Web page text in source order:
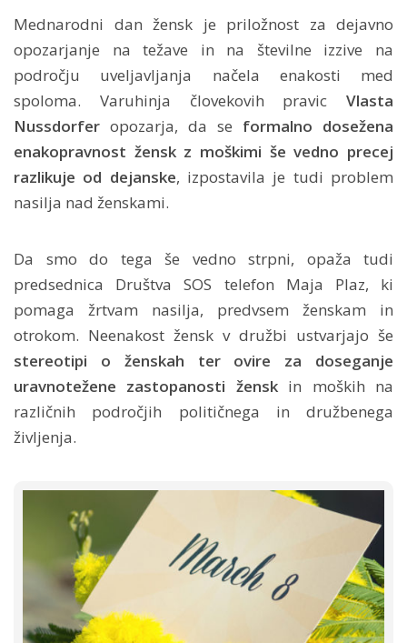
Mednarodni dan žensk je priložnost za dejavno
opozarjanje na težave in na številne izzive na
področju uveljavljanja načela enakosti med
spoloma. Varuhinja človekovih pravic Vlasta
Nussdorfer opozarja, da se formalno dosežena
enakopravnost žensk z moškimi še vedno precej
razlikuje od dejanske, izpostavila je tudi problem
nasilja nad ženskami.
Da smo do tega še vedno strpni, opaža tudi
predsednica Društva SOS telefon Maja Plaz, ki
pomaga žrtvam nasilja, predvsem ženskam in
otrokom. Neenakost žensk v družbi ustvarjajo še
stereotipi o ženskah ter ovire za doseganje
uravnotežene zastopanosti ženskin moških na
različnih področjih političnega in družbenega
življenja.